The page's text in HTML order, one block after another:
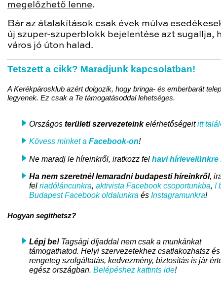
megelőzhető lenne.
Bár az átalakítások csak évek múlva
új szuper-szuperblokk bejelentése azt sugallja,
város jó úton halad.
Tetszett a cikk? Maradjunk kapcsolatban!
A Kerékpárosklub azért dolgozik, hogy bringa- és emberbarát
legyenek. Ez csak a Te támogatásoddal lehetséges.
Országos területi szervezeteinkelérhetőségeititt
Kövess minket a Facebook-on!
Ne maradj le híreinkről, iratkozz fel havi hírlevelünkre
Ha nem szeretnél lemaradni budapesti híreinkről,
fel riadóláncunkra, aktivista Facebook csoportunkba, I
Budapest Facebook oldalunkra és Instagramunkra!
Hogyan segíthetsz?
Lépj be! Tagsági díjaddal nem csak a munkánkat
támogathatod. Helyi szervezetekhez csatlakozhatsz és
rengeteg szolgáltatás, kedvezmény, biztosítás is jár
egész országban. Belépéshez kattints ide!